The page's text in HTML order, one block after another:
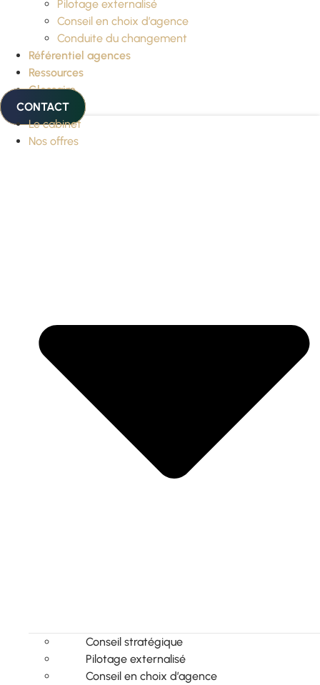
Pilotage externalisé
Conseil en choix d’agence
Conduite du changement
Référentiel agences
Ressources
Glossaire
CONTACT
Le cabinet
Nos offres
Conseil stratégique
Pilotage externalisé
Conseil en choix d’agence